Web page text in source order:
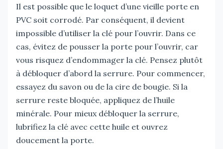
Il est possible que le loquet d’une vieille porte en
PVC soit corrodé. Par conséquent, il devient
impossible d’utiliser la clé pour l’ouvrir. Dans ce
cas, évitez de pousser la porte pour l’ouvrir, car
vous risquez d’endommager la clé. Pensez plutôt
à débloquer d’abord la serrure. Pour commencer,
essayez du savon ou de la cire de bougie. Si la
serrure reste bloquée, appliquez de l’huile
minérale. Pour mieux débloquer la serrure,
lubrifiez la clé avec cette huile et ouvrez
doucement la porte.